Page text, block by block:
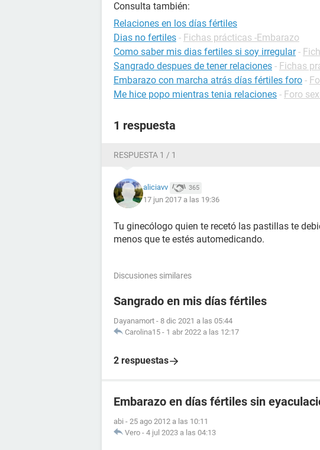
Consulta también:
Relaciones en los días fértiles
Dias no fertiles - Fichas prácticas -Embarazo
Como saber mis dias fertiles si soy irregular -
Sangrado despues de tener relaciones - Fichas
Embarazo con marcha atrás días fértiles foro -
Me hice popo mientras tenia relaciones - Foro
1 respuesta
RESPUESTA 1 / 1
aliciavv 365
17 jun 2017 a las 19:36
Tu ginecólogo quien te recetó las pastillas te
menos que te estés automedicando.
Discusiones similares
Sangrado en mis días fértiles
Dayanamort - 8 dic 2021 a las 05:44
Carolina15 - 1 abr 2022 a las 12:17
2 respuestas
Embarazo en días fértiles sin
abi - 25 ago 2012 a las 10:11
Vero - 4 jul 2023 a las 04:13